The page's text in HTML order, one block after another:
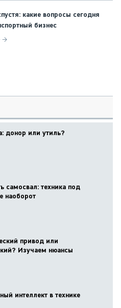
какие вопросы сегодня
бизнес
→
донор или утиль?
самосвал: техника под
наоборот
привод или
Изучаем нюансы
интеллект в технике